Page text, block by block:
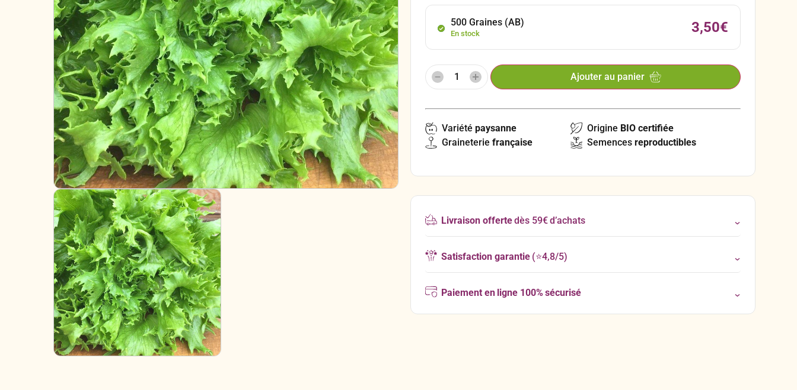
500 Graines (AB)
En stock 3,50€
Ajouter au panier
Variété paysanne Origine BIO certifiée
Graineterie française Semences reproductibles
Livraison offertedès 59€ d’achats
Satisfaction garantie(⭐4,8/5)
Paiement en ligne 100% sécurisé